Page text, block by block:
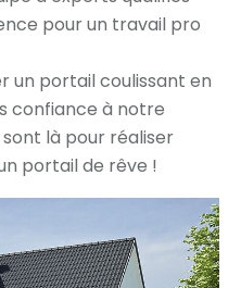
pour un travail pro
un portail coulissant en
confiance à notre
là pour réaliser
portail de rêve !